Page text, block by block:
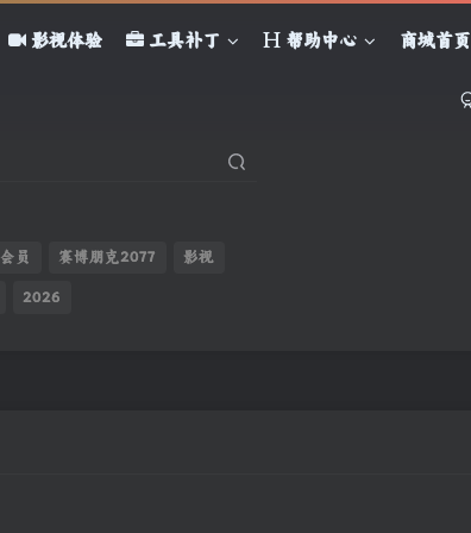
影视体验 工具补丁 帮助中心 商城首页
会员 赛博朋克2077 影视
2026